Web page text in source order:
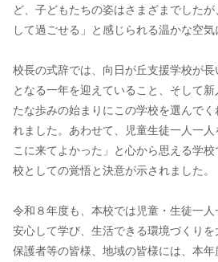
ど、子どもたちの姿はさまざまでした
して過ごせる」と感じられる温かな空気
校長の式辞では、向日が丘支援学校が
となる一年を迎えていること、そして
たな歩みの始まりにこの学校を選んで
れました。あわせて、児童生徒一人一人
こに来てよかった」と心から思える学
校としての覚悟と決意が示されました。
令和８年度も、本校では児童・生徒一人
安心して学び、生活できる環境づくりを
保護者等の皆様、地域の皆様には、本